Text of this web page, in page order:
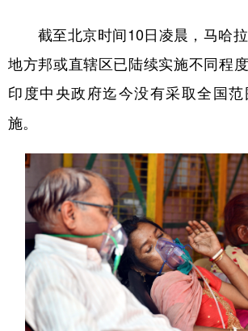
截至北京时间10日凌晨，马哈拉
地方邦或直辖区已陆续实施不同程
印度中央政府迄今没有采取全国
施。